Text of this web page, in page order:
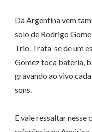
Da Argentina vem
solo de Rodrigo
Trio. Trata-se de um
Gomez toca bateria,
gravando ao vivo
sons.
E vale ressaltar nesse